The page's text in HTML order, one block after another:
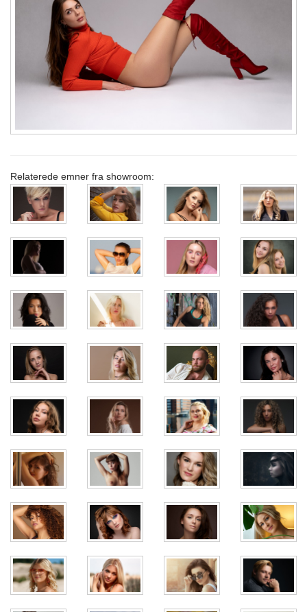
Relaterede emner fra showroom: